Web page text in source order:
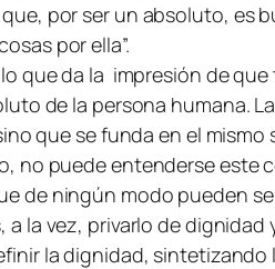
por ser un absoluto, es
por ella”.
que da la impresión de
de la persona humana.
que se funda en el
no puede entenderse
de ningún modo pueden
la vez, privarlo de
la dignidad,